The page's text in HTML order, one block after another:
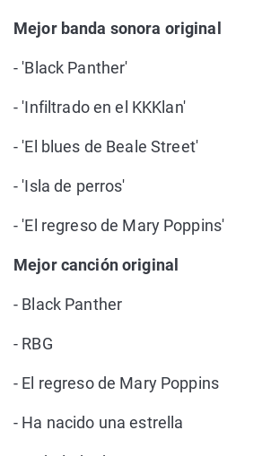
Mejor banda sonora original
- 'Black Panther'
- 'Infiltrado en el KKKlan'
- 'El blues de Beale Street'
- 'Isla de perros'
- 'El regreso de Mary Poppins'
Mejor canción original
- Black Panther
- RBG
- El regreso de Mary Poppins
- Ha nacido una estrella